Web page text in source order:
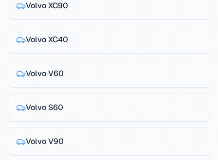
VolvoXC90
VolvoXC40
VolvoV60
Volvo S60
VolvoV90